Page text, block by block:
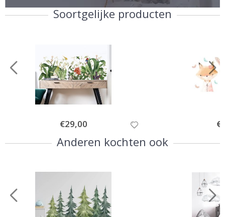
Soortgelijke producten
Special
Price
€29,00
Anderen kochten ook